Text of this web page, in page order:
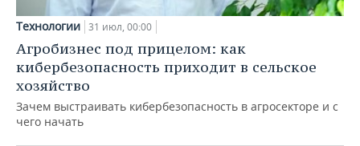
Технологии 31 июл, 00:00
Агробизнес под прицелом: как
кибербезопасность приходит в сельское
хозяйство
Зачем выстраивать кибербезопасность в агросекторе и с
чего начать